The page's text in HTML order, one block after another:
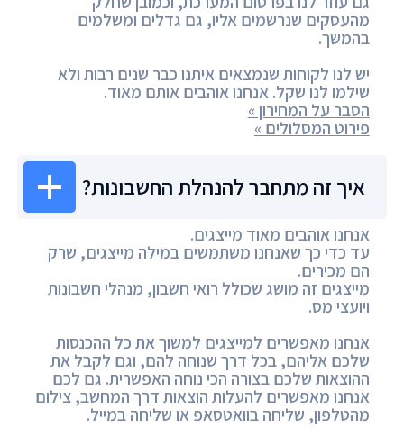
מהעסקים שנרשמים אליו, גם גדלים ומשלמים
בהמשך.
יש לנו לקוחות שנמצאים איתנו כבר שנים רבות ולא
שילמו לנו שקל. אנחנו אוהבים אותם מאוד.
הסבר על המחירון »
פירוט המסלולים »
איך זה מתחבר להנהלת החשבונות?
אנחנו אוהבים מאוד מייצגים.
עד כדי כך שאנחנו משתמשים במילה מייצגים, שרק
הם מכירים.
מייצגים זה מושג שכולל רואי חשבון, מנהלי חשבונות
ויועצי מס.
אנחנו מאפשרים למייצגים למשוך את כל ההכנסות
שלכם אליהם, בכל דרך שנוחה להם, וגם לקבל את
ההוצאות שלכם בצורה הכי נוחה האפשרית. גם לכם
אנחנו מאפשרים להעלות הוצאות דרך המחשב, צילום
מהטלפון, שליחה בוואטסאפ או שליחה במייל.